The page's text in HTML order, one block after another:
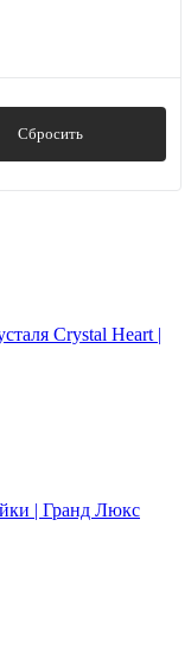
Сбросить
Crystal Heart |
| Гранд Люкс